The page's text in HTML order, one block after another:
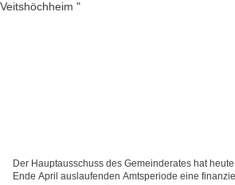
Der Hauptausschuss des Gemeinderates hat
Ende April auslaufenden Amtsperiode eine